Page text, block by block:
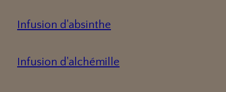
Infusion d'absinthe
Infusion d'alchémille